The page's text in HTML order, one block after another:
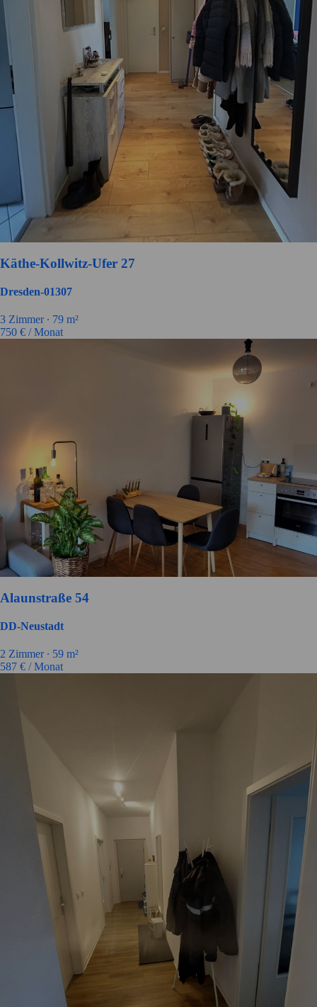
Käthe-Kollwitz-Ufer 27
Dresden-01307
3 Zimmer ∙ 79 m²
750 € / Monat
Alaunstraße 54
DD-Neustadt
2 Zimmer ∙ 59 m²
587 € / Monat